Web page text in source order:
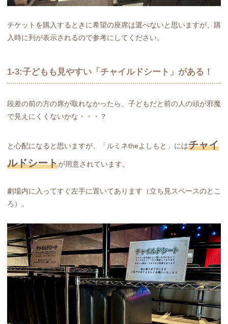
チケットを購入するときに希望の座席は選べないと思いますが、購
入時に列が表示されるので参考にしてください。
1-3:子どもも見やすい「チャイルドシート」がある！
段差の前の方の席が取れなかったら、子どもだと前の人の頭が邪魔
で見えにくくないかな・・・？
と心配になると思いますが、「ルミネtheよしもと」にはチャイ
ルドシートが用意されています。
劇場内に入ってすぐ左手に置いてあります（立ち見スペースのとこ
ろ）。